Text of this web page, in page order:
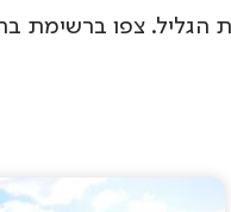
הגליל. צפו ברשימת